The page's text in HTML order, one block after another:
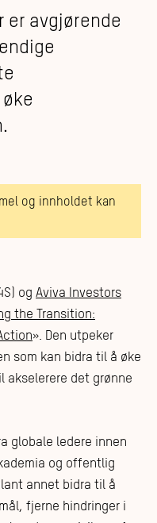
er avgjørende
og innholdet kan
og Aviva Investors
the Transition:
». Den utpeker
som kan bidra til å øke
akselerere det grønne
globale ledere innen
og offentlig
annet bidra til å
fjerne hindringer i